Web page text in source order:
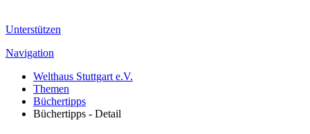
Unterstützen
Navigation
Welthaus Stuttgart e.V.
Themen
Büchertipps
Büchertipps - Detail